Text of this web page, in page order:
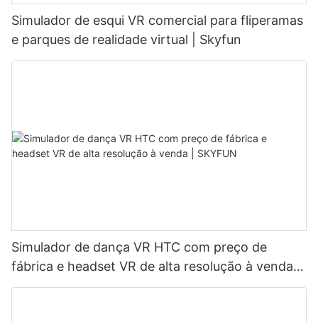
Simulador de esqui VR comercial para fliperamas
e parques de realidade virtual | Skyfun
Simulador de dança VR HTC com preço de
fábrica e headset VR de alta resolução à venda |
SKYFUN